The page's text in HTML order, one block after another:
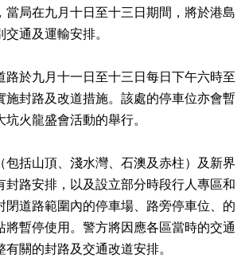
當局在九月十日至十三日期間，將於港島
通及運輸安排。
於九月十一日至十三日每日下午六時至
施封路及改道措施。該處的停車位亦會暫
火龍盛會活動的舉行。
括山頂、淺水灣、石澳及赤柱）及新界
封路安排，以及設立部分時段行人專區和
閉道路範圍內的停車場、路旁停車位、的
將暫停使用。警方將因應各區當時的交通
關的封路及交通改道安排。